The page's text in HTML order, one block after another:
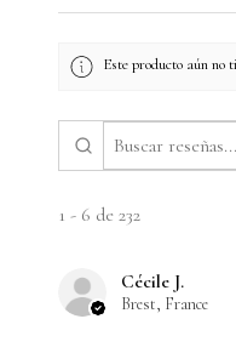
Este producto aún no
1 - 6 de 232
Cécile J.
Brest, France